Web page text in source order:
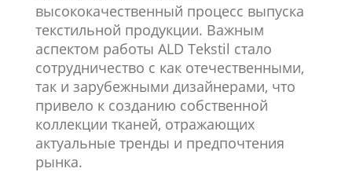
высококачественный процесс выпуска
текстильной продукции. Важным
аспектом работы ALD Tekstil стало
сотрудничество с как отечественными,
так и зарубежными дизайнерами, что
привело к созданию собственной
коллекции тканей, отражающих
актуальные тренды и предпочтения
рынка.